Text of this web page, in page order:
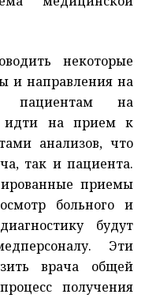
некоторые
и направления на
пациентам на
идти на прием к
анализов, что
так и пациента.
приемы
больного и
будут
Эти
врача общей
получения